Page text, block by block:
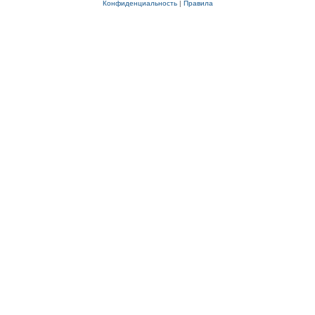
Конфиденциальность| Правила